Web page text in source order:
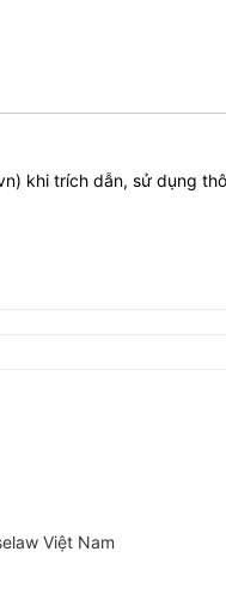
) khi trích dẫn, sử dụng
Việt Nam